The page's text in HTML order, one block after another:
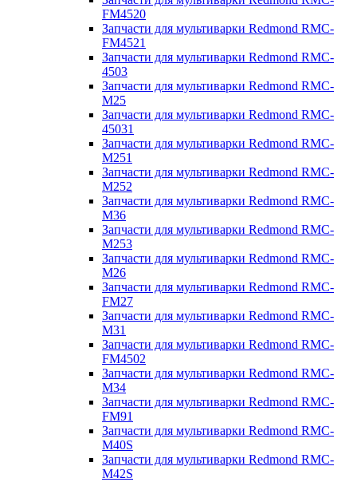
FM4520
Запчасти для мультиварки Redmond RMC-
FM4521
Запчасти для мультиварки Redmond RMC-
4503
Запчасти для мультиварки Redmond RMC-
M25
Запчасти для мультиварки Redmond RMC-
45031
Запчасти для мультиварки Redmond RMC-
M251
Запчасти для мультиварки Redmond RMC-
M252
Запчасти для мультиварки Redmond RMC-
M36
Запчасти для мультиварки Redmond RMC-
M253
Запчасти для мультиварки Redmond RMC-
M26
Запчасти для мультиварки Redmond RMC-
FM27
Запчасти для мультиварки Redmond RMC-
M31
Запчасти для мультиварки Redmond RMC-
FM4502
Запчасти для мультиварки Redmond RMC-
M34
Запчасти для мультиварки Redmond RMC-
FM91
Запчасти для мультиварки Redmond RMC-
M40S
Запчасти для мультиварки Redmond RMC-
M42S